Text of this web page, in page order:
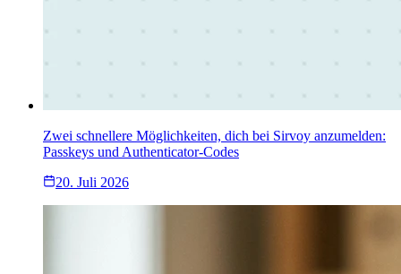
Zwei schnellere Möglichkeiten, dich bei Sirvoy anzumelden:
Passkeys und Authenticator-Codes
20. Juli 2026